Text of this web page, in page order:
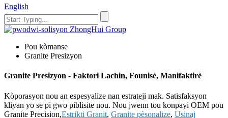
English
Pou kòmanse
Granite Presizyon
Granite Presizyon - Faktori Lachin, Founisè, Manifaktirè
Kòporasyon nou an espesyalize nan estrateji mak. Satisfaksyon
kliyan yo se pi gwo piblisite nou. Nou jwenn tou konpayi OEM pou
Granite Precision,Estrikti Granit, Granite pèsonalize, Usinaj